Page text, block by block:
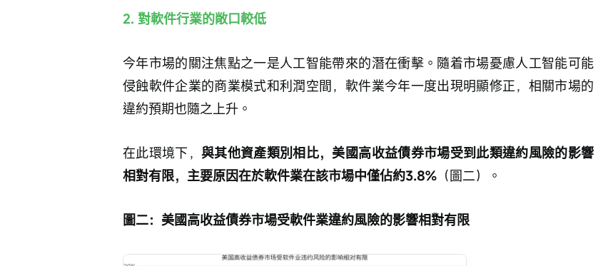
2. 對軟件行業的敞口較低
今年市場的關注焦點之一是人工智能帶來的潛在衝擊。隨着市場憂慮人工智能可能
侵蝕軟件企業的商業模式和利潤空間，軟件業今年一度出現明顯修正，相關市場的
違約預期也隨之上升。
在此環境下，與其他資產類別相比，美國高收益債券市場受到此類違約風險的影響
相對有限，主要原因在於軟件業在該市場中僅佔約3.8% （圖二）。
圖二：美國高收益債券市場受軟件業違約風險的影響相對有限